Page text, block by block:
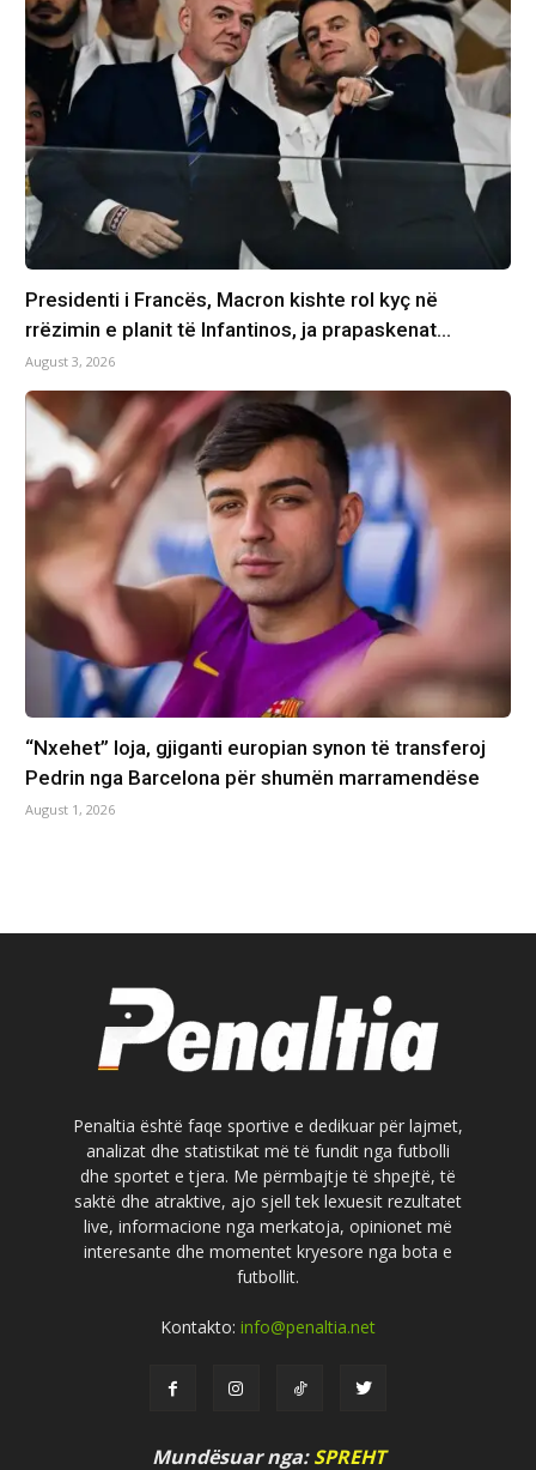
Presidenti i Francës, Macron kishte rol kyç në
rrëzimin e planit të Infantinos, ja prapaskenat…
August 3, 2026
“Nxehet” loja, gjiganti europian synon të transferoj
Pedrin nga Barcelona për shumën marramendëse
August 1, 2026
Penaltia është faqe sportive e dedikuar për lajmet,
analizat dhe statistikat më të fundit nga futbolli
dhe sportet e tjera. Me përmbajtje të shpejtë, të
saktë dhe atraktive, ajo sjell tek lexuesit rezultatet
live, informacione nga merkatoja, opinionet më
interesante dhe momentet kryesore nga bota e
futbollit.
Kontakto: info@penaltia.net
Mundësuar nga:SPREHT